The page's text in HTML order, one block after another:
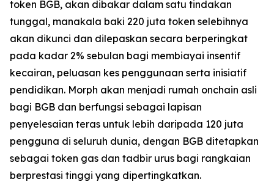
token BGB, akan dibakar dalam satu tindakan
tunggal, manakala baki 220 juta token selebihnya
akan dikunci dan dilepaskan secara berperingkat
pada kadar 2% sebulan bagi membiayai insentif
kecairan, peluasan kes penggunaan serta inisiatif
pendidikan. Morph akan menjadi rumah onchain asli
bagi BGB dan berfungsi sebagai lapisan
penyelesaian teras untuk lebih daripada 120 juta
pengguna di seluruh dunia, dengan BGB ditetapkan
sebagai token gas dan tadbir urus bagi rangkaian
berprestasi tinggi yang dipertingkatkan.